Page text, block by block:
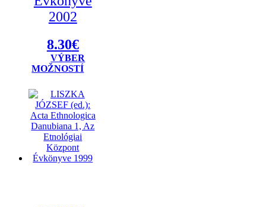
2002
8.30€
VÝBER
MOŽNOSTÍ
Možnosti
si